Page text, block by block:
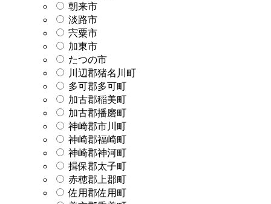
朝来市
淡路市
宍粟市
加東市
たつの市
川辺郡猪名川町
多可郡多可町
加古郡稲美町
加古郡播磨町
神崎郡市川町
神崎郡福崎町
神崎郡神河町
揖保郡太子町
赤穂郡上郡町
佐用郡佐用町